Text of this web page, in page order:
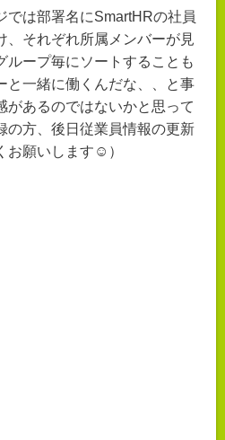
では部署名にSmartHRの社員
、それぞれ所属メンバーが見
ループ毎にソートすることも
と一緒に働くんだな、、と事
があるのではないかと思って
の方、後日従業員情報の更新
お願いします☺）